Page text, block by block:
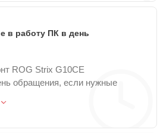
в работу ПК в день
ROG Strix G10CE
обращения, если нужные